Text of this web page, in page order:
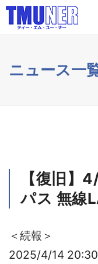
ニュース一
【復旧】
パス 無線
＜続報＞
2025/4/14